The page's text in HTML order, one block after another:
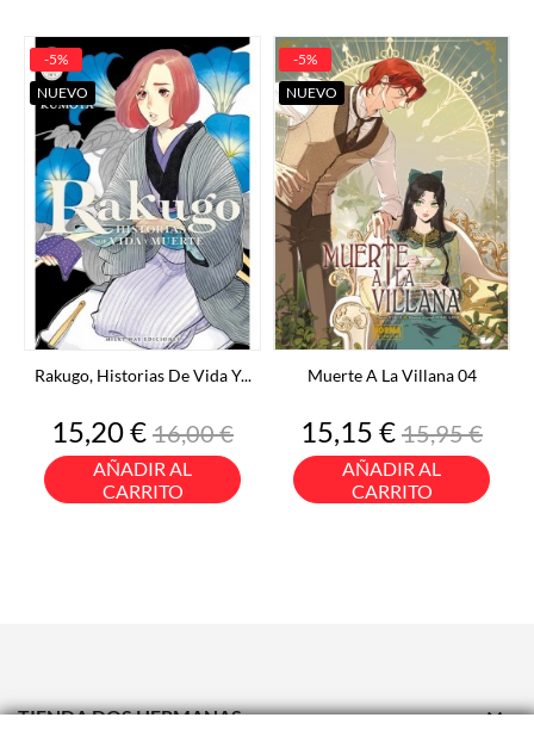
Rakugo, Historias De Vida Y...
Precio
15,20 €Precio
base
16,00 €
AÑADIR AL
CARRITO
-5%
NUEVO
Muerte A La Villana 04
Precio
15,15 €Precio
base
15,95 €
AÑADIR AL
CARRITO
-5%
NUEVO
TIENDA DOS HERMANAS 